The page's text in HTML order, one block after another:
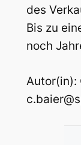
des
Bis zu
noch
Autor(in):